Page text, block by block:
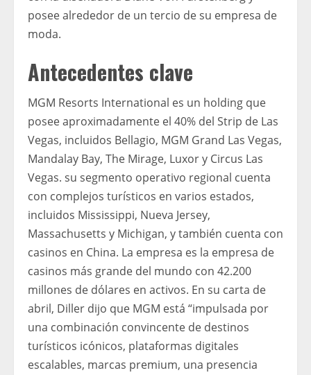
posee alrededor de un tercio de su empresa de
moda.
Antecedentes clave
MGM Resorts International es un holding que
posee aproximadamente el 40% del Strip de Las
Vegas, incluidos Bellagio, MGM Grand Las Vegas,
Mandalay Bay, The Mirage, Luxor y Circus Las
Vegas. su segmento operativo regional cuenta
con complejos turísticos en varios estados,
incluidos Mississippi, Nueva Jersey,
Massachusetts y Michigan, y también cuenta con
casinos en China. La empresa es la empresa de
casinos más grande del mundo con 42.200
millones de dólares en activos. En su carta de
abril, Diller dijo que MGM está “impulsada por
una combinación convincente de destinos
turísticos icónicos, plataformas digitales
escalables, marcas premium, una presencia